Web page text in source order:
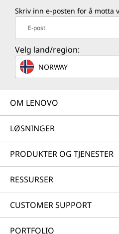
Skriv inn e-posten for å
E-post
Velg land/region:
NORWAY
OM LENOVO
LØSNINGER
PRODUKTER OG TJENESTER
RESSURSER
CUSTOMER SUPPORT
PORTFOLIO